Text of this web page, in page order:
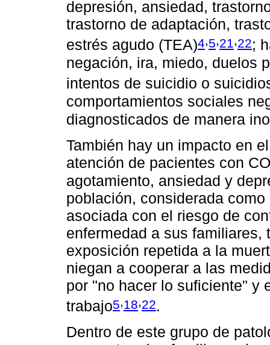
depresión, ansiedad,
trastorno de adaptación,
estrés agudo (TEA)4,5,21 ,22;
negación, ira, miedo, duelos
intentos de suicidio o
comportamientos sociales
diagnosticados de manera
También hay un impacto en
atención de pacientes con
agotamiento, ansiedad y
población, considerada
asociada con el riesgo de
enfermedad a sus
exposición repetida a la
niegan a cooperar a las
por "no hacer lo suficiente" y
trabajo5,18,22.
Dentro de este grupo de